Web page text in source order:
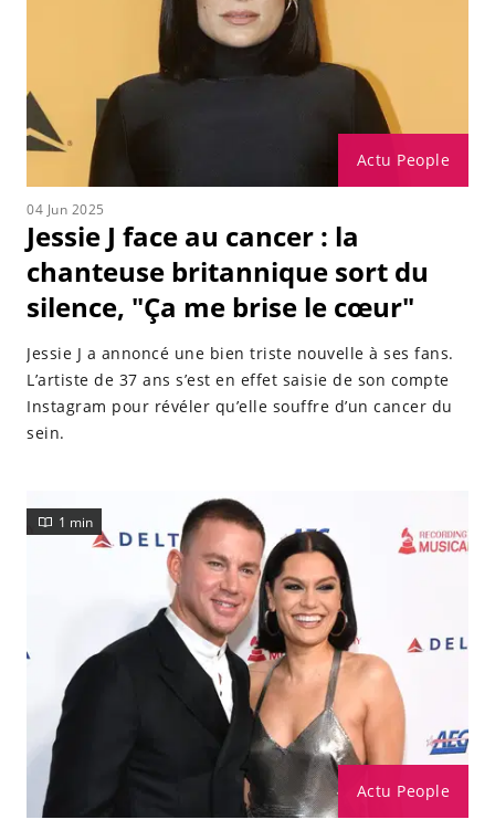
Actu People
04 Jun 2025
Jessie J face au cancer : la
chanteuse britannique sort du
silence, "Ça me brise le cœur"
Jessie J a annoncé une bien triste nouvelle à ses fans.
L’artiste de 37 ans s’est en effet saisie de son compte
Instagram pour révéler qu’elle souffre d’un cancer du
sein.
Actu People
1 min